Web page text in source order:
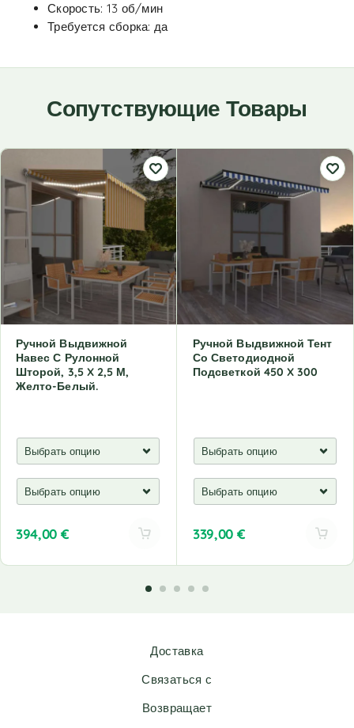
Скорость: 13 об/мин
Требуется сборка: да
Сопутствующие Товары
Ручной Выдвижной
Навес С Рулонной
Шторой, 3,5 X 2,5 М,
Желто-Белый.
394,00 €
Ручной Выдвижной Тент
Со Светодиодной
Подсветкой 450 X 300
339,00 €
t
a
v
Доставка
Связаться с
Возвращает